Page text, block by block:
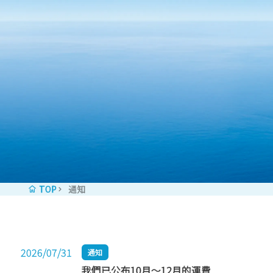
TOP 通知
2026/07/31 通知
我們已公布10月～12月的運費